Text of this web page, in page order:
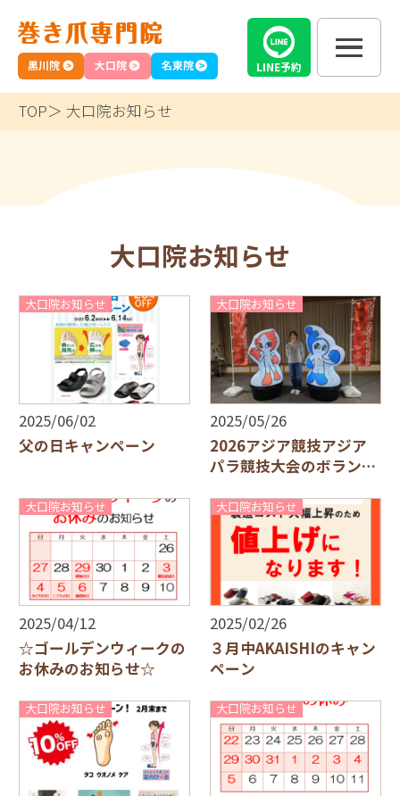
名東院
黒川院 大口院 LINE予約
TOP 大口院お知らせ
大口院お知らせ
大口院お知らせ
2025/06/02
父の日キャンペーン
大口院お知らせ
2025/05/26
2026アジア競技アジア
パラ競技大会のボランテ
した！
大口院お知らせ
2025/04/12
☆ゴールデンウィークの
お休みのお知らせ☆
大口院お知らせ
2025/02/26
３月中AKAISHIのキャン
ペーン
大口院お知らせ 大口院お知らせ